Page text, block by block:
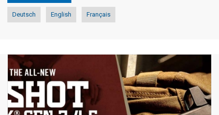
Deutsch English Français